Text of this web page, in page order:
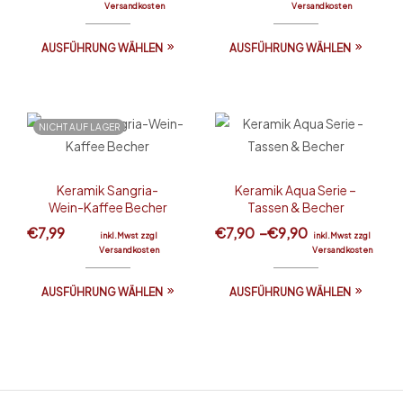
Versandkosten
AUSFÜHRUNG WÄHLEN
Versandkosten
AUSFÜHRUNG WÄHLEN
NICHT AUF LAGER
Keramik Sangria-
Wein-Kaffee Becher
€7,99
inkl.Mwst zzgl
Versandkosten
AUSFÜHRUNG WÄHLEN
Keramik Aqua Serie –
Tassen & Becher
€7,90 –€9,90
inkl.Mwst zzgl
Versandkosten
AUSFÜHRUNG WÄHLEN